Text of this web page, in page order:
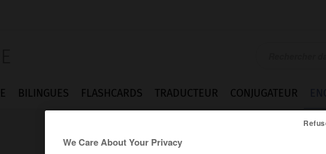
BILINGUES FLASHCARDS TRADUCTEUR CONJUGATEUR
We Care About Your Privacy